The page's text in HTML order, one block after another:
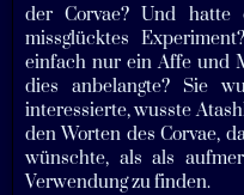
der Corvae? Und
missglücktes
einfach nur ein Affe und
dies anbelangte? Sie
interessierte, wusste
den Worten des Corvae,
wünschte, als als
Verwendung zu finden.